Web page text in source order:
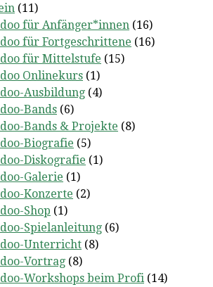
(11)
für Anfänger*innen (16)
für Fortgeschrittene (16)
für Mittelstufe (15)
Onlinekurs (1)
Ausbildung (4)
Bands (6)
Bands & Projekte (8)
Biografie (5)
Diskografie (1)
Galerie (1)
Konzerte (2)
Shop (1)
Spielanleitung (6)
Unterricht (8)
Vortrag (8)
Workshops beim Profi (14)